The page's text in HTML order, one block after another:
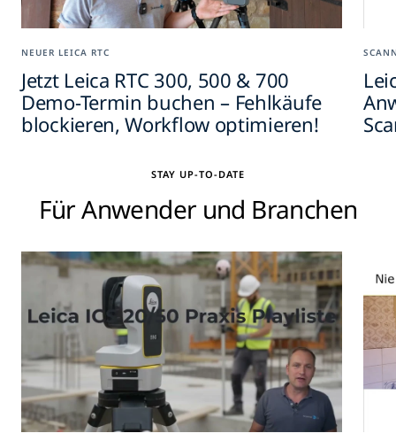
NEUER LEICA RTC
Jetzt Leica RTC 300, 500 & 700
Demo-Termin buchen – Fehlkäufe
blockieren, Workflow optimieren!
STAY UP-TO-DATE
Für Anwender und Branchen